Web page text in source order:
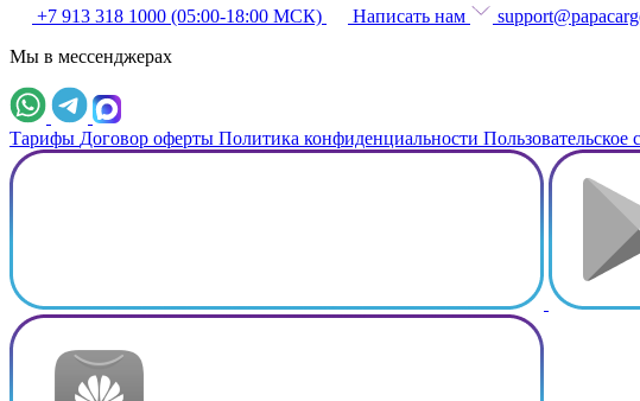
+7 913 318 1000 (05:00-18:00 МСК)
Написать нам
Мы в мессенджерах
Тарифы Договор оферты Политика конфиденциальности Пользовательское